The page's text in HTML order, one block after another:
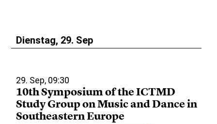
Dienstag, 29. Sep
29. Sep, 09:30
10th Symposium of the ICTMD
Study Group on Music and Dance in
Southeastern Europe